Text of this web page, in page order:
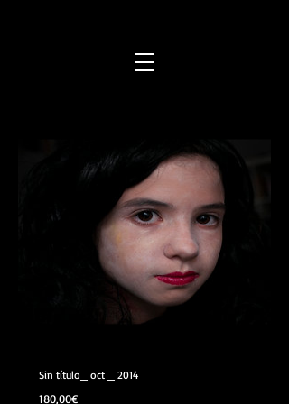
Sin título_ oct _ 2014
180,00€Precio